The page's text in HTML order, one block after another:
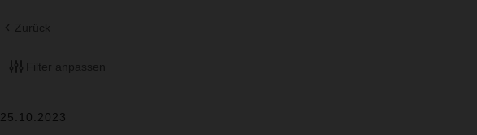
Zurück
Filter anpassen
25.10.2023